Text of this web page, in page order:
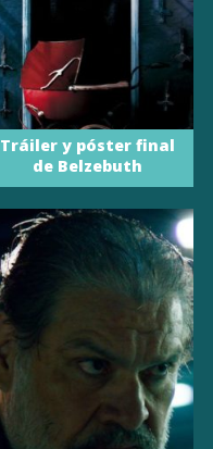
Tráiler y póster final
de Belzebuth